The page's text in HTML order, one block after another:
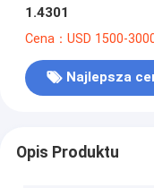
1.4301
Cena：USD 1500-
Najlepsza
Opis Produktu